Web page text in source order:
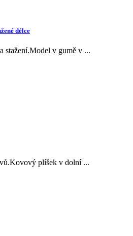
délce
stažení.Model v gumě v ...
plíšek v dolní ...